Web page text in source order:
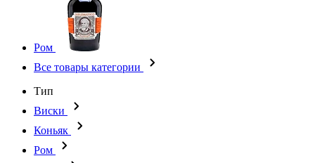
Ром
Все товары категории
Тип
Виски
Коньяк
Ром